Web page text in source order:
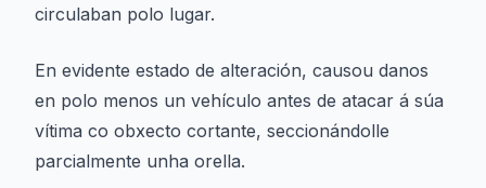
circulaban polo lugar.
En evidente estado de alteración, causou danos
en polo menos un vehículo antes de atacar á súa
vítima co obxecto cortante, seccionándolle
parcialmente unha orella.